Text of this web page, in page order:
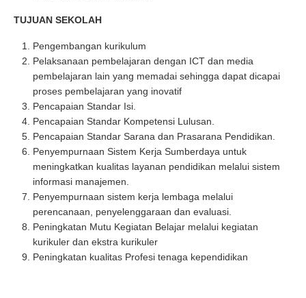
TUJUAN SEKOLAH
Pengembangan kurikulum
Pelaksanaan pembelajaran dengan ICT dan media
pembelajaran lain yang memadai sehingga dapat dicapai
proses pembelajaran yang inovatif
Pencapaian Standar Isi.
Pencapaian Standar Kompetensi Lulusan.
Pencapaian Standar Sarana dan Prasarana Pendidikan.
Penyempurnaan Sistem Kerja Sumberdaya untuk
meningkatkan kualitas layanan pendidikan melalui sistem
informasi manajemen.
Penyempurnaan sistem kerja lembaga melalui
perencanaan, penyelenggaraan dan evaluasi.
Peningkatan Mutu Kegiatan Belajar melalui kegiatan
kurikuler dan ekstra kurikuler
Peningkatan kualitas Profesi tenaga kependidikan